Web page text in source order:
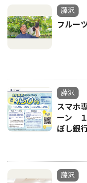
藤沢
フルー
藤沢
スマホ
ーン
ぼし銀
藤沢